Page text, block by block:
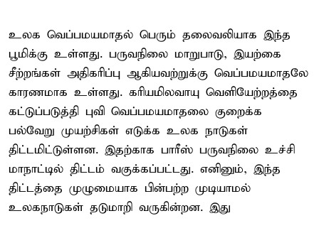
உலக வெப்பமயமாதல் பெரும் தலைவலியாக இந்த
பூமிக்கு உள்ளது. பருவநிலை மாறுபாடு, இயற்கை
சீற்றங்கள் அதிகரிப்பு ஆகியவற்றுக்கு வெப்பமயமாதலே
காரணமாக உள்ளது. கரியமிலவாயு வெளியேற்றத்தை
கட்டுப்படுத்தி புவி வெப்பமயமாதலை குறைக்க
பல்வேறு முயற்சிகள் எடுக்க உலக நாடுகள்
திட்டமிட்டுள்ளன. இதற்காக பாரீஸ் பருவநிலை உச்சி
மாநாட்டில் திட்டம் வகுக்கப்பட்டது. எனினும், இந்த
திட்டத்தை முழுமையாக பின்பற்ற முடியாமல்
உலகநாடுகள் தடுமாறி வருகின்றன. இது